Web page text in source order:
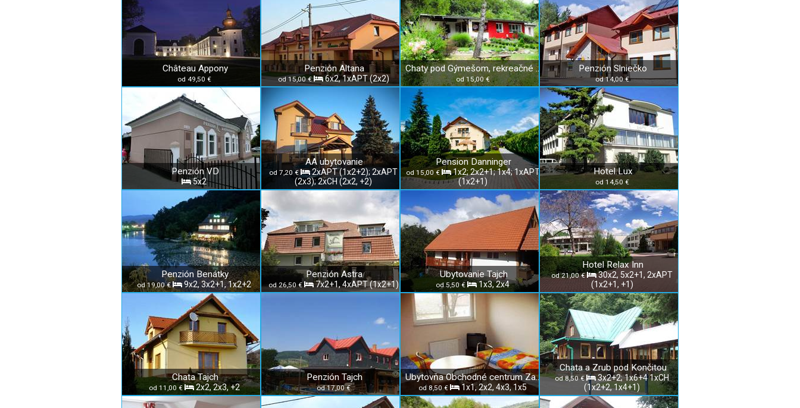
Château Appony
od 49,50 €
Penzión Altana
od 15,00 € 6x2, 1xAPT (2x2)
Chaty pod Gýmešom, rekreačné zariadenie
od 15,00 €
Penzión Slniečko
od 14,00 €
Penzión VD
5x2
AA ubytovanie
od 7,20 €
2xAPT (1x2+2); 2xAPT
(2x3); 2xCH (2x2, +2)
Pension Danninger
od 15,00 €
1x2; 2x2+1; 1x4; 1xAPT
(1x2+1)
Hotel Lux
od 14,50 €
Penzión Benátky
od 19,00 € 9x2, 3x2+1, 1x2+2
Penzión Astra
od 26,50 € 7x2+1, 4xAPT (1x2+1)
Ubytovanie Tajch
od 5,50 € 1x3, 2x4
Hotel Relax Inn
od 21,00 €
30x2, 5x2+1, 2xAPT
(1x2+1, +1)
Chata Tajch
od 11,00 € 2x2, 2x3, +2
Penzión Tajch
od 17,00 €
Ubytovňa Obchodné centrum Zavar
od 8,50 € 1x1, 2x2, 4x3, 1x5
Chata a Zrub pod Končitou
od 8,50 €
3x2+2; 1x6+4 1xCH
(1x2+2, 1x4+1)